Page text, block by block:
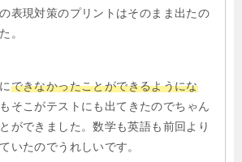
表現対策のプリントはそのまま出たの
。
できなかったことができるようにな
そこがテストにも出てきたのでちゃん
ができました。数学も英語も前回より
いたのでうれしいです。